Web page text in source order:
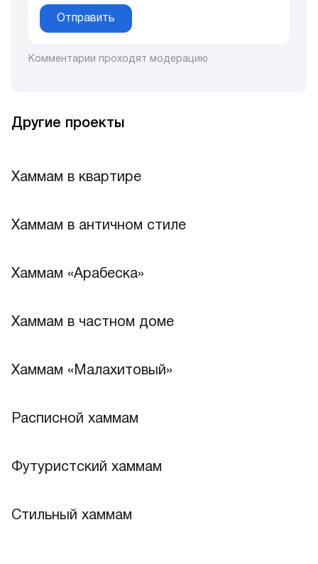
Отправить
Комментарии проходят модерацию
Другие проекты
Лучшее
Хаммам в квартире
Хаммам в античном стиле
Хаммам «Арабеска»
Хаммам в частном доме
Хаммам «Малахитовый»
Лучшее
Расписной хаммам
Футуристский хаммам
Стильный хаммам